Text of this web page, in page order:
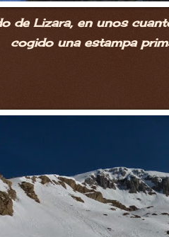
de Lizara, en unos
cogido una estampa